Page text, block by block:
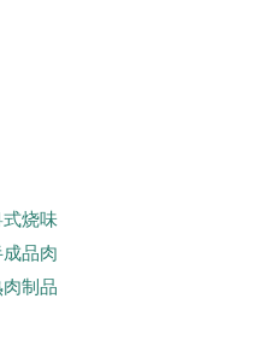
烧味
品肉
制品